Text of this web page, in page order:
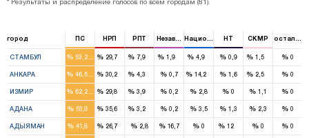
город ПС НРП РПТ НезависимыйНациональная партия
НТ CKMP
СТАМБУЛ % 53,2
16
%29,7
9
% 7,9
2
% 1,9
1
% 4,9
2
% 0,9 % 1,5
1
% 0
АНКАРА % 46,5 %30,2 % 4,3 % 0,7 %14,2 % 1,6 % 2,5 % 0
ИЗМИР % 62,2 %29,8 % 3,9 % 0,2 % 2,8 % 0 % 1,1 % 0
АДАНА %53,9 %35,6 % 3,2 % 0,2 % 3,5 % 1,3 % 2,3 % 0
АДЫЯМАН %41,8 %26,7 % 2,8 %16,7 % 0 %12 % 0 % 0